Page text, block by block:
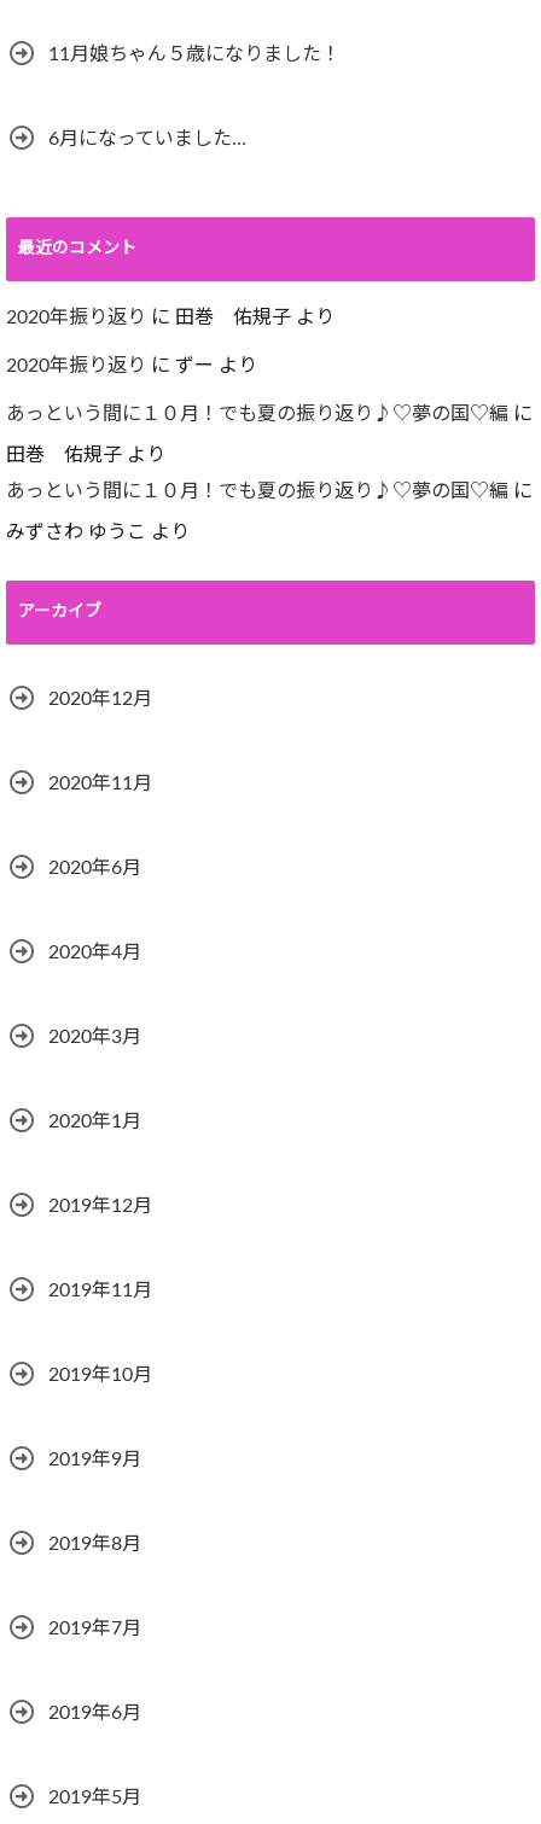
11月娘ちゃん５歳になりました！
6月になっていました…
最近のコメント
2020年振り返り に 田巻 佑規子 より
2020年振り返り に ずー より
あっという間に１０月！でも夏の振り返り♪♡夢の国♡編 に
田巻 佑規子 より
あっという間に１０月！でも夏の振り返り♪♡夢の国♡編 に
みずさわ ゆうこ より
アーカイブ
2020年12月
2020年11月
2020年6月
2020年4月
2020年3月
2020年1月
2019年12月
2019年11月
2019年10月
2019年9月
2019年8月
2019年7月
2019年6月
2019年5月